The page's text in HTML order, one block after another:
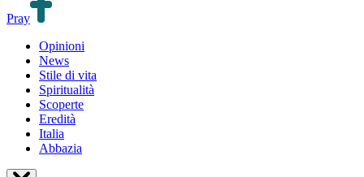
Pray
Opinioni
News
Stile di vita
Spiritualità
Scoperte
Eredità
Italia
Abbazia